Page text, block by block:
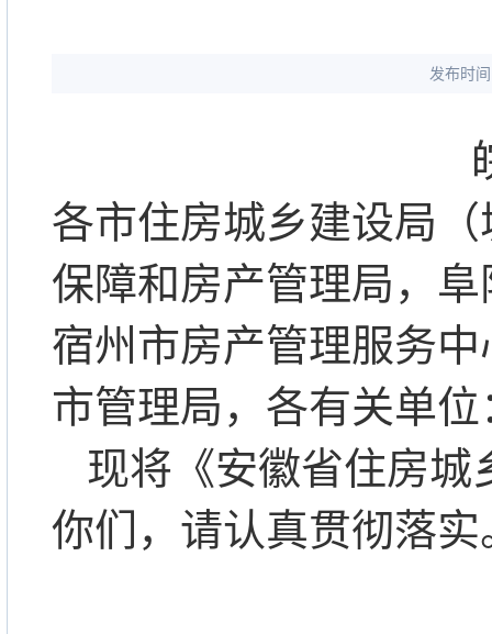
发布时
各市住房城乡建设局
保障和房产管理局，
宿州市房产管理服务
市管理局，各有关单位
现将《安徽省住房城
你们，请认真贯彻落实